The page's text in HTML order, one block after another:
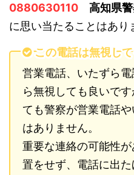
0880630110 高知県
に思い当たることはあり
この電話は無視し
営業電話、いたずら
ら無視しても良いで
ても警察が営業電話
はありません。
重要な連絡の可能性
置をせず、電話に出た